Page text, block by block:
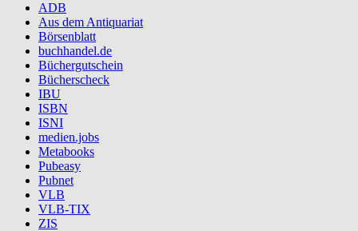
ADB
Aus dem Antiquariat
Börsenblatt
buchhandel.de
Büchergutschein
Bücherscheck
IBU
ISBN
ISNI
medien.jobs
Metabooks
Pubeasy
Pubnet
VLB
VLB-TIX
ZIS